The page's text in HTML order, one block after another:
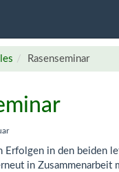
Rasenseminar
Erfolgen in den beiden
in Zusammenarbeit